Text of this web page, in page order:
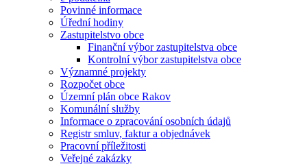
Povinné informace
Úřední hodiny
Zastupitelstvo obce
Finanční výbor zastupitelstva obce
Kontrolní výbor zastupitelstva obce
Významné projekty
Rozpočet obce
Územní plán obce Rakov
Komunální služby
Informace o zpracování osobních údajů
Registr smluv, faktur a objednávek
Pracovní příležitosti
Veřejné zakázky